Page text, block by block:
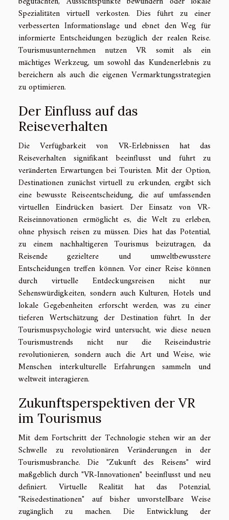
Spezialitäten virtuell verkosten. Dies führt zu einer
verbesserten Informationslage und ebnet den Weg für
informierte Entscheidungen bezüglich der realen Reise.
Tourismusunternehmen nutzen VR somit als ein
mächtiges Werkzeug, um sowohl das Kundenerlebnis zu
bereichern als auch die eigenen Vermarktungsstrategien
zu optimieren.
Der Einfluss auf das
Reiseverhalten
Die Verfügbarkeit von VR-Erlebnissen hat das
Reiseverhalten signifikant beeinflusst und führt zu
veränderten Erwartungen bei Touristen. Mit der Option,
Destinationen zunächst virtuell zu erkunden, ergibt sich
eine bewusste Reiseentscheidung, die auf umfassenden
virtuellen Eindrücken basiert. Der Einsatz von VR-
Reiseinnovationen ermöglicht es, die Welt zu erleben,
ohne physisch reisen zu müssen. Dies hat das Potential,
zu einem nachhaltigeren Tourismus beizutragen, da
Reisende gezieltere und umweltbewusstere
Entscheidungen treffen können. Vor einer Reise können
durch virtuelle Entdeckungsreisen nicht nur
Sehenswürdigkeiten, sondern auch Kulturen, Hotels und
lokale Gegebenheiten erforscht werden, was zu einer
tieferen Wertschätzung der Destination führt. In der
Tourismuspsychologie wird untersucht, wie diese neuen
Tourismustrends nicht nur die Reiseindustrie
revolutionieren, sondern auch die Art und Weise, wie
Menschen interkulturelle Erfahrungen sammeln und
weltweit interagieren.
Zukunftsperspektiven der VR
im Tourismus
Mit dem Fortschritt der Technologie stehen wir an der
Schwelle zu revolutionären Veränderungen in der
Tourismusbranche. Die "Zukunft des Reisens" wird
maßgeblich durch "VR-Innovationen" beeinflusst und neu
definiert. Virtuelle Realität hat das Potenzial,
"Reisedestinationen" auf bisher unvorstellbare Weise
zugänglich zu machen. Die Entwicklung der